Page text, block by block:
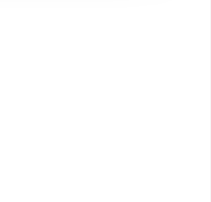
bilgi için Ayarlar
sitemizde ilgili